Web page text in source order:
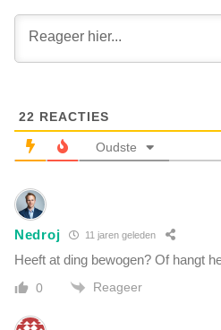
e
e
s
v
o
g
a
g
n
e
u
n
v
n
22 REACTIES
Oudste
Nedroj 11 jaren geleden
Heeft at ding bewogen? Of hangt
0 Reageer